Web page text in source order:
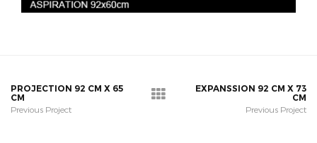
PROJECTION 92 CM X 65
CM
Previous Project
EXPANSSION 92 CM X 73
CM
Previous Project